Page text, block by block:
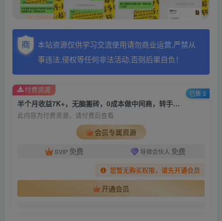
本站资源仅供学习交流使用请勿商业运营,严禁从
事违法,侵权等任何非法活动,否则后果自负！
半个月收益7K+，无脑搬砖，0成本做中间商，转手就赚钱，一单上百块，单…
此内容为付费资源，请付费后查看
会员专属资源
SVIP 免费 导师合伙人 免费
您暂无购买权限，请先开通会员
开通会员
付费资源 已售 3